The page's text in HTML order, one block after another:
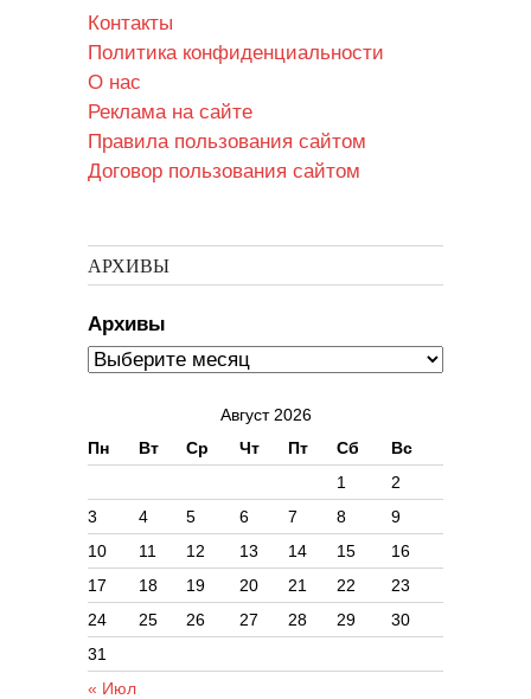
Контакты
Политика конфиденциальности
О нас
Реклама на сайте
Правила пользования сайтом
Договор пользования сайтом
АРХИВЫ
Архивы
Август 2026
Пн
Вт Ср Чт Пт Сб Вс
« Июл
1
2
3
4 5 6 7 8
9
10
11 12 13 14 15
16
17
18 19 20 21 22
23
24
25 26 27 28 29
30
31